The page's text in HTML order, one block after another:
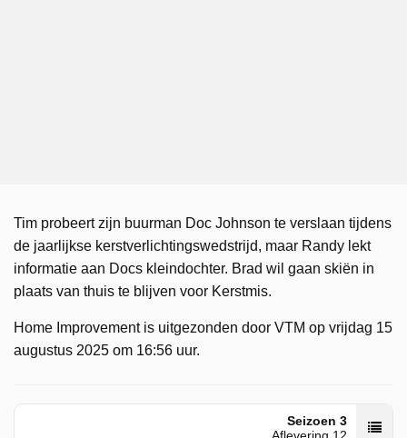
Tim probeert zijn buurman Doc Johnson te verslaan tijdens
de jaarlijkse kerstverlichtingswedstrijd, maar Randy lekt
informatie aan Docs kleindochter. Brad wil gaan skiën in
plaats van thuis te blijven voor Kerstmis.
Home Improvement is uitgezonden door VTM op vrijdag 15
augustus 2025 om 16:56 uur.
Seizoen 3